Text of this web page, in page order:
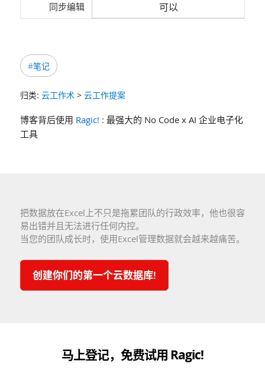
同步编辑 可以
#笔记
归类: 云工作术> 云工作提案
博客背后使用 Ragic! : 最强大的 No Code x AI 企业电子化
工具
把数据放在Excel上不只是拖累团队的行政效率，他也很容
易出错并且无法进行任何内控。
当您的团队成长时，使用Excel管理数据就会越来越痛苦。
创建你们的第一个云数据库!
马上登记，免费试用 Ragic!